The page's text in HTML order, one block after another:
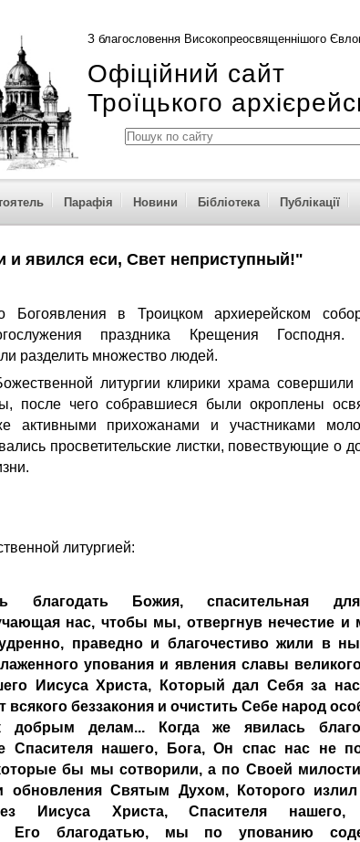
З благословення Високопреосвященнішого
Офіційний сайт
Троїцького
Парафія Новини Бібліотека Публікації
и явился еси, Свет неприступный!"
Богоявления в Троицком архиерейском
праздника Крещения Господня.
разделить множество людей.
литургии клирики храма совершили
после чего собравшиеся были окроплены
активными прихожанами и участниками
просветительские листки, повествующие о
литургией:
благодать Божия, спасительная
нас, чтобы мы, отвергнув нечестие и
праведно и благочестиво жили в
упования и явления славы
Иисуса Христа, Который дал Себя за
всякого беззакония и очистить Себе народ
добрым делам... Когда же явилась
Спасителя нашего, Бога, Он спас нас не
бы мы сотворили, а по Своей
обновления Святым Духом, Которого
Иисуса Христа, Спасителя нашего,
Его благодатью, мы по упованию